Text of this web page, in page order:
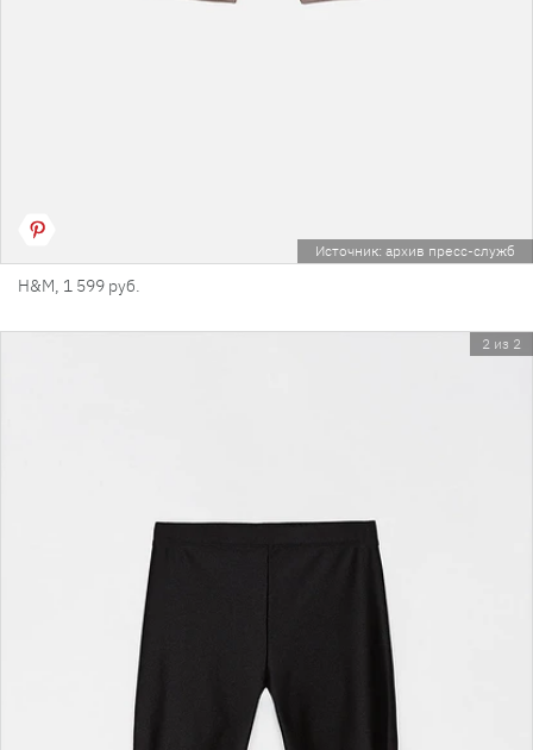
Источник: архив пресс-служб
H&M, 1 599 руб.
2 из 2